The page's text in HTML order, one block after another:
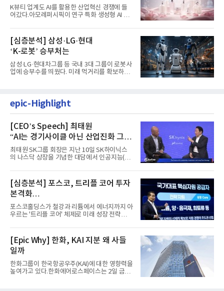
K뷰티 업계도 AI를 활용한 산업혁신 경쟁에 들
어갔다.아모레퍼시픽이 연구 특화 생성형 AI 플
[심층분석] 삼성·LG·현대
‘K-로봇’ 승부처는
삼성·LG·현대차그룹 등 국내 3대 그룹이 로봇사
업에 승부수를 띄웠다. 미래 먹거리를 확보하기
epic-Highlight
[CEO’s Speech] 최태원
“AI는 경기사이클 아닌 산업진화 그
자체”
최태원 SK그룹 회장은 지난 10일 SK하이닉스
의 나스닥 상장을 기념한 대담에서 인공지능(AI)
[심층분석] 포스코, 트리플 코어 투자
본격화
16조7천억원 투자 재원 마련 전략은?
포스코홀딩스가 철강과 리튬에서 에너지까지 아
우르는 '트리플 코어' 체제로 미래 성장 전략을
[Epic Why] 한화, KAI 지분 왜 사들
일까
한화그룹이 한국항공우주(KAI)에 대한 영향력을
높여가고 있다.한화에어로스페이스는 2일 금융